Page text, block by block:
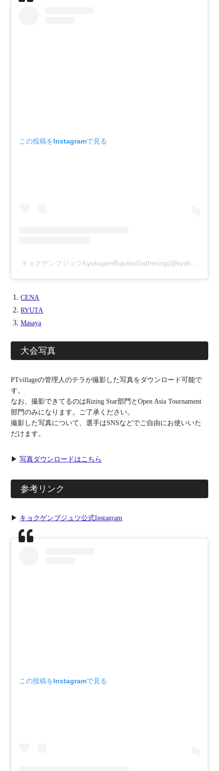
この投稿をInstagramで見る
CENA
RYUTA
Masaya
大会写真
PTvillageの管理人のテラが撮影した写真をダウンロード可能で
す。
なお、撮影できてるのはRizing Star部門とOpen Asia Tournament
部門のみになります。ご了承ください。
撮影した写真について、選手はSNSなどでご自由にお使いいた
だけます。
▶写真ダウンロードはこちら
参考リンク
▶ キョクゲンブジュツ公式Instagram
この投稿をInstagramで見る